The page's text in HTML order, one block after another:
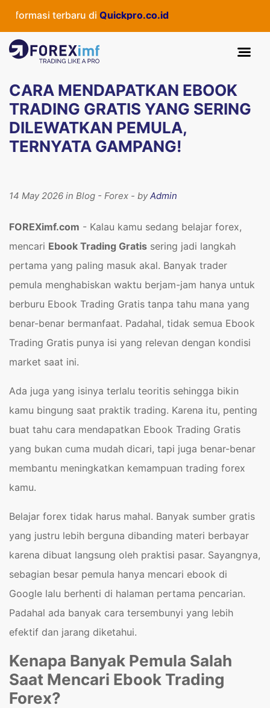
terbaru diQuickpro.co.id
CARA MENDAPATKAN EBOOK
TRADING GRATIS YANG SERING
DILEWATKAN PEMULA,
TERNYATA GAMPANG!
14 May 2026 in Blog - Forex - byAdmin
FOREXimf.com - Kalau kamu sedang belajar forex,
mencari Ebook Trading Gratis sering jadi langkah
pertama yang paling masuk akal. Banyak trader
pemula menghabiskan waktu berjam-jam hanya untuk
berburu Ebook Trading Gratis tanpa tahu mana yang
benar-benar bermanfaat. Padahal, tidak semua Ebook
Trading Gratis punya isi yang relevan dengan kondisi
market saat ini.
Ada juga yang isinya terlalu teoritis sehingga bikin
kamu bingung saat praktik trading. Karena itu, penting
buat tahu cara mendapatkan Ebook Trading Gratis
yang bukan cuma mudah dicari, tapi juga benar-benar
membantu meningkatkan kemampuan trading forex
kamu.
Belajar forex tidak harus mahal. Banyak sumber gratis
yang justru lebih berguna dibanding materi berbayar
karena dibuat langsung oleh praktisi pasar. Sayangnya,
sebagian besar pemula hanya mencari ebook di
Google lalu berhenti di halaman pertama pencarian.
Padahal ada banyak cara tersembunyi yang lebih
efektif dan jarang diketahui.
Kenapa Banyak Pemula Salah
Saat Mencari Ebook Trading
Forex?